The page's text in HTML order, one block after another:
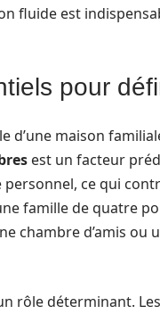
fluide est
pour
d’une maison
est un facteur
personnel, ce qui
famille de quatre
chambre d’amis ou
rôle déterminant.